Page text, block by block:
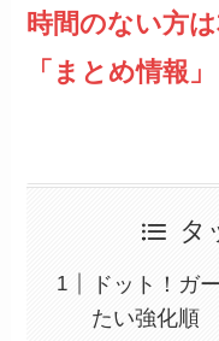
時間のない方
「まとめ情報
タ
ドット！ガ
たい強化順